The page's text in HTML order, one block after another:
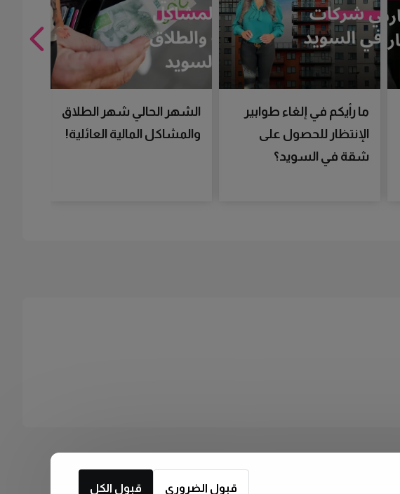
ما رأيكم في إلغاء طوابير
الإنتظار للحصول على
شقة في السويد؟
الشهر الحالي شهر الطلاق
والمشاكل المالية العائلية!
قبول الكل قبول الضروري